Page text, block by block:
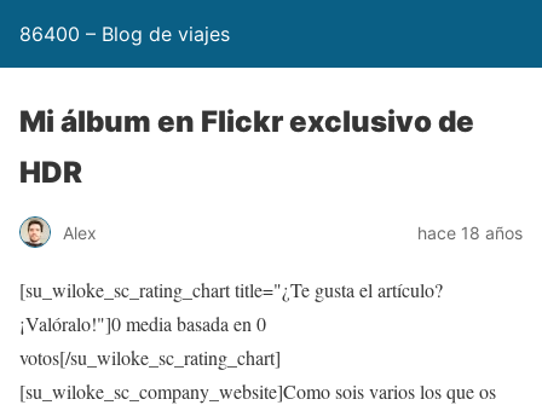
86400 – Blog de viajes
Mi álbum en Flickr exclusivo de
HDR
Alex hace 18 años
[su_wiloke_sc_rating_chart title="¿Te gusta el artículo?
¡Valóralo!"]0media basada en 0
votos[/su_wiloke_sc_rating_chart]
[su_wiloke_sc_company_website]Como sois varios los que os